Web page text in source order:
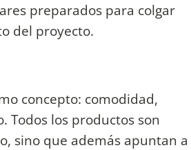
preparados para colgar
del proyecto.
concepto: comodidad,
Todos los productos son
sino que además apuntan a